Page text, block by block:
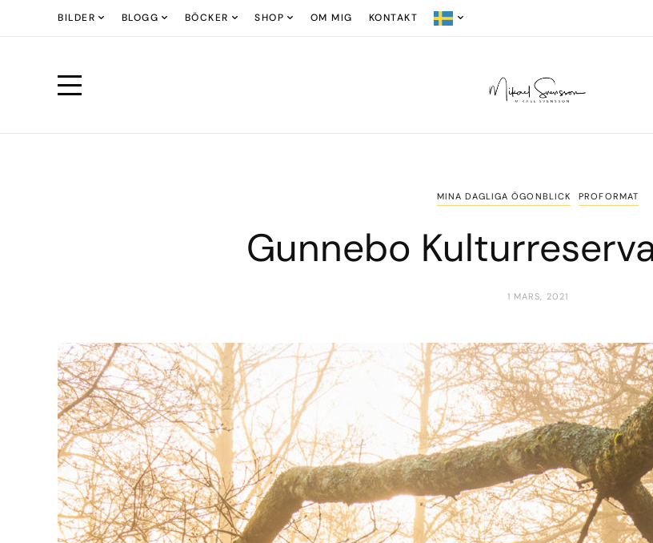
BILDER BLOGG BÖCKER SHOP OM MIG KONTAKT
MINA DAGLIGA ÖGONBLICK PROFORMAT
Gunnebo
1 MARS, 2021